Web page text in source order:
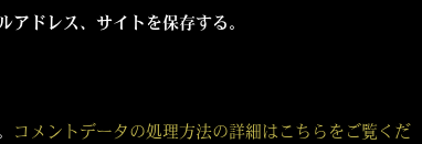
ドレス、サイトを保存する。
コメントデータの処理方法の詳細はこちらをご覧くだ